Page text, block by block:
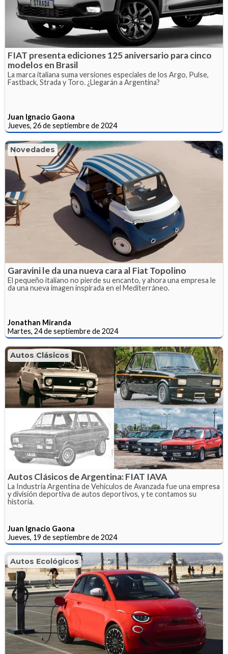
FIAT presenta ediciones 125 aniversario para cinco
modelos en Brasil
La marca italiana suma versiones especiales de los Argo, Pulse,
Fastback, Strada y Toro. ¿Llegarán a Argentina?
Juan Ignacio Gaona
Jueves, 26 de septiembre de 2024
Novedades
Garavini le da una nueva cara al Fiat Topolino
El pequeño italiano no pierde su encanto, y ahora una empresa le
da una nueva imagen inspirada en el Mediterráneo.
Jonathan Miranda
Martes, 24 de septiembre de 2024
Autos Clásicos
Autos Clásicos de Argentina: FIAT IAVA
La Industria Argentina de Vehículos de Avanzada fue una empresa
y división deportiva de autos deportivos, y te contamos su
historia.
Juan Ignacio Gaona
Jueves, 19 de septiembre de 2024
Autos Ecológicos